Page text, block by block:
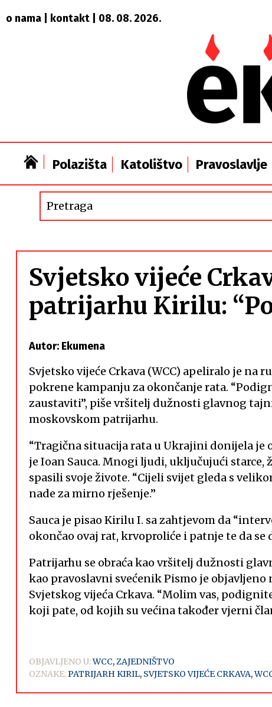
o nama kontakt | 08. 08. 2026.
Polazišta Katolištvo Pravoslavlje
Svjetsko vijeće
patrijarhu Kirilu:
Autor: Ekumena
Svjetsko vijeće Crkava (WCC) apeliralo je na
pokrene kampanju za okončanje rata.
zaustaviti”, piše vršitelj dužnosti glavnog
moskovskom patrijarhu.
“Tragična situacija rata u Ukrajini donijela
je Ioan Sauca. Mnogi ljudi, uključujući starce,
spasili svoje živote. “Cijeli svijet gleda s
nade za mirno rješenje.”
Sauca je pisao Kirilu I. sa zahtjevom da
okončao ovaj rat, krvoproliće i patnje te da
Patrijarhu se obraća kao vršitelj dužnosti
kao pravoslavni svećenik Pismo je
Svjetskog vijeća Crkava. “Molim vas,
koji pate, od kojih su većina također vjerni
OBJAVLJENO U:WCC,ZAJEDNIŠTVO
OZNAKE:PATRIJARH KIRIL, SVJETSKO VIJEĆE CRKAVA,